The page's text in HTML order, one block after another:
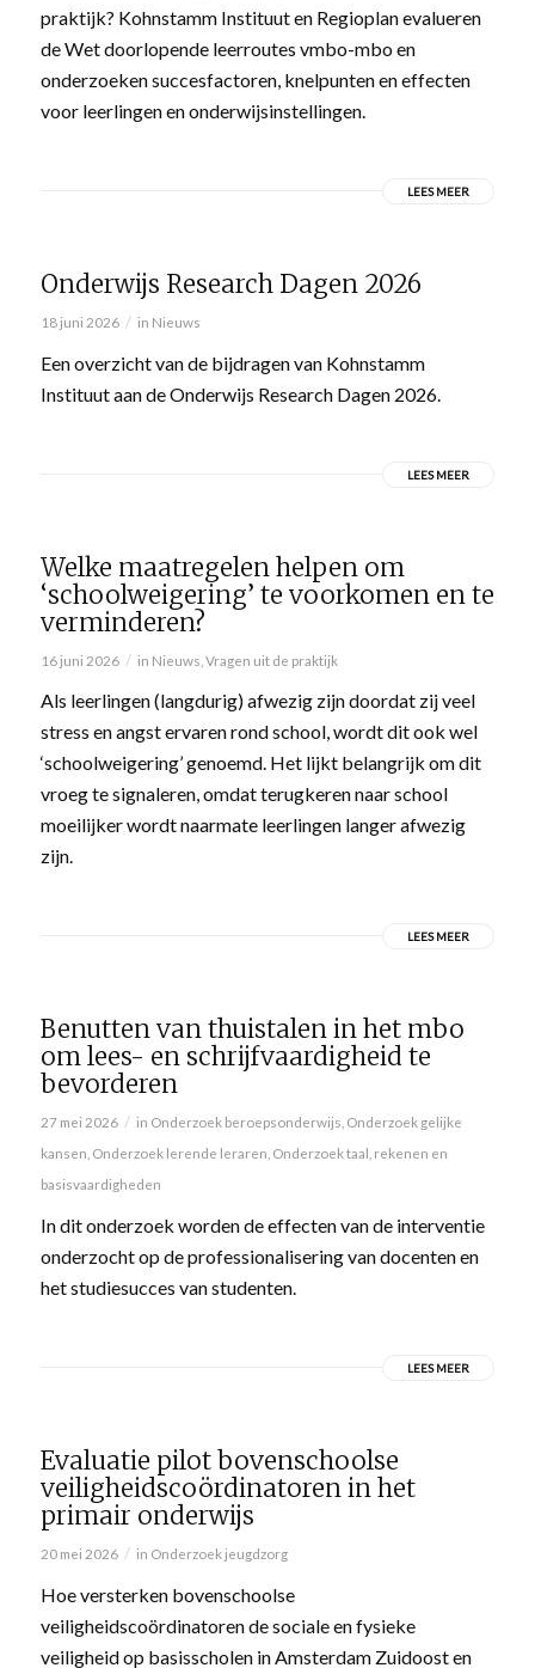
praktijk? Kohnstamm Instituut en Regioplan evalueren
de Wet doorlopende leerroutes vmbo-mbo en
onderzoeken succesfactoren, knelpunten en effecten
voor leerlingen en onderwijsinstellingen.
LEES MEER
Onderwijs Research Dagen 2026
18 juni 2026 / in Nieuws
Een overzicht van de bijdragen van Kohnstamm
Instituut aan de Onderwijs Research Dagen 2026.
LEES MEER
Welke maatregelen helpen om
‘schoolweigering’ te voorkomen en te
verminderen?
16 juni 2026 / in Nieuws Vragen uit de praktijk
Als leerlingen (langdurig) afwezig zijn doordat zij veel
stress en angst ervaren rond school, wordt dit ook wel
‘schoolweigering’ genoemd. Het lijkt belangrijk om dit
vroeg te signaleren, omdat terugkeren naar school
moeilijker wordt naarmate leerlingen langer afwezig
zijn.
LEES MEER
Benutten van thuistalen in het mbo
om lees- en schrijfvaardigheid te
bevorderen
27 mei 2026 / in Onderzoek beroepsonderwijs Onderzoek gelijke
kansen Onderzoek lerende leraren Onderzoek taal, rekenen en
basisvaardigheden
In dit onderzoek worden de effecten van de interventie
onderzocht op de professionalisering van docenten en
het studiesucces van studenten.
LEES MEER
Evaluatie pilot bovenschoolse
veiligheidscoördinatoren in het
primair onderwijs
20 mei 2026 / in Onderzoek jeugdzorg
Hoe versterken bovenschoolse
veiligheidscoördinatoren de sociale en fysieke
veiligheid op basisscholen in Amsterdam Zuidoost en